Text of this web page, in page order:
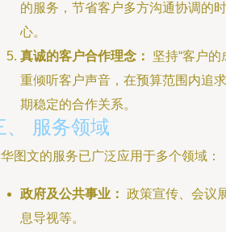
的服务，节省客户多方沟通协调的
心。
真诚的客户合作理念：
坚持“客户
重倾听客户声音，在预算范围内追
期稳定的合作关系。
、 服务领域
图文的服务已广泛应用于多个领域：
政府及公共事业： 政策宣传、会议
息导视等。